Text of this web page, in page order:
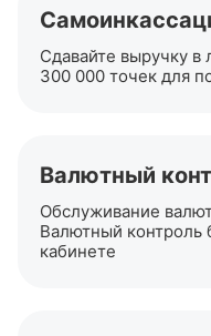
Сдавайте выручку
300 000 точек для
Валютный
Обслуживание
Валютный контроль
кабинете